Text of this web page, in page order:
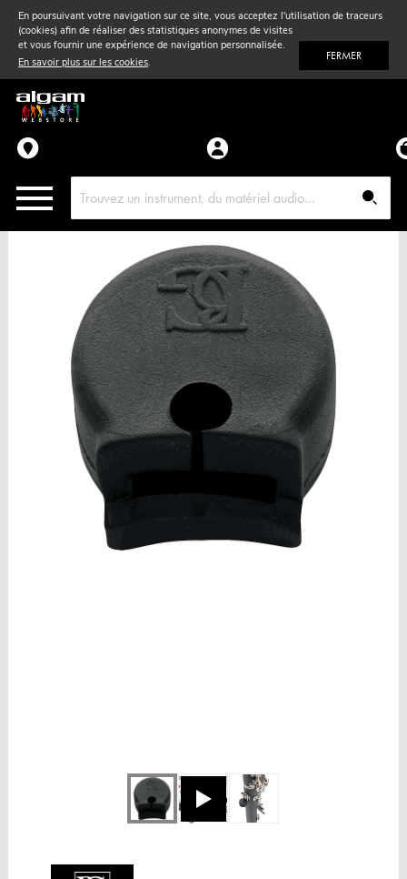
En poursuivant votre navigation sur ce site, vous acceptez l'utilisation de traceurs
(cookies) afin de réaliser des statistiques anonymes de visites
et vous fournir une expérience de navigation personnalisée.
En savoir plus sur les cookies. FERMER
Vent& Violon
Accessoires
Pièces détachées